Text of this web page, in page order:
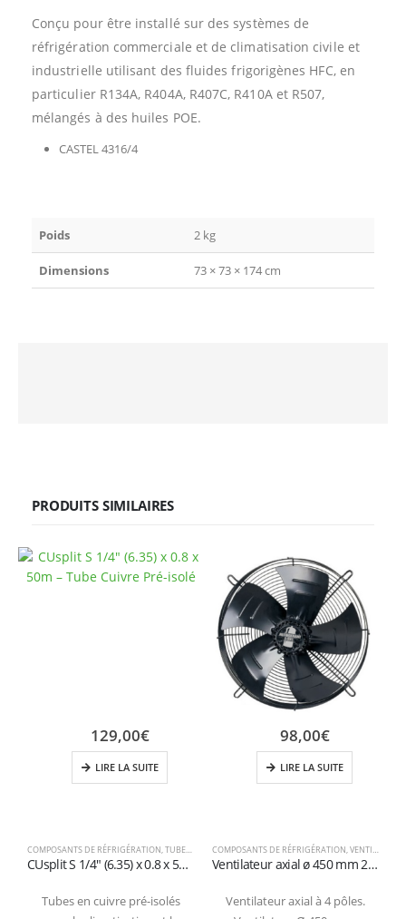
Conçu pour être installé sur des systèmes de
réfrigération commerciale et de climatisation civile et
industrielle utilisant des fluides frigorigènes HFC, en
particulier R134A, R404A, R407C, R410A et R507,
mélangés à des huiles POE.
CASTEL 4316/4
Poids 2 kg
Dimensions 73 × 73 × 174 cm
PRODUITS SIMILAIRES
COMPOSANTS DE RÉFRIGÉRATION,TUBES ET RACCORDS EN CUIVRE
CUsplit S 1/4″ (6.35) x 0.8 x 50m – Tube cuivre pré-isolé en rouleau
Tubes en cuivre pré-isolés
129,00€
LIRE LA SUITE
COMPOSANTS DE RÉFRIGÉRATION,VENTILATEURS AXIAUX
Ventilateur axial ø 450 mm 230 Volt 4 pôles 1400 rpm aspiration
Ventilateur axial à 4 pôles.
98,00€
LIRE LA SUITE